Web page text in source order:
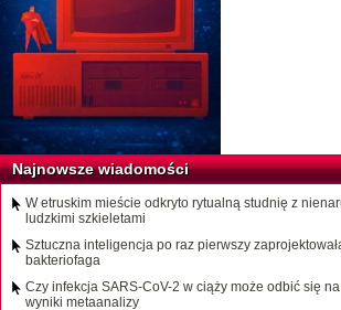
Najnowsze wiadomości
W etruskim mieście odkryto rytualną studnię z
ludzkimi szkieletami
Sztuczna inteligencja po raz pierwszy
bakteriofaga
Czy infekcja SARS-CoV-2 w ciąży może odbić się
wyniki metaanalizy